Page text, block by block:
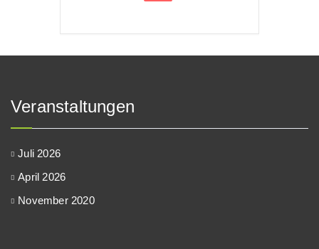
Veranstaltungen
Juli 2026
April 2026
November 2020